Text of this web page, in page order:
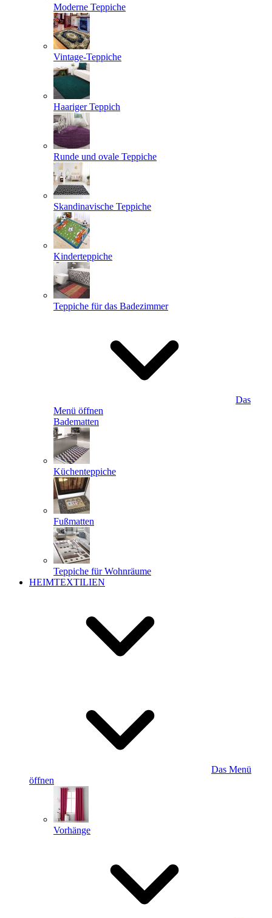
Moderne Teppiche
Vintage-Teppiche
Haariger Teppich
Runde und ovale Teppiche
Skandinavische Teppiche
Kinderteppiche
Teppiche für das Badezimmer
Das
Menü öffnen
Badematten
Küchenteppiche
Fußmatten
Teppiche für Wohnräume
HEIMTEXTILIEN
Das Menü
öffnen
Vorhänge